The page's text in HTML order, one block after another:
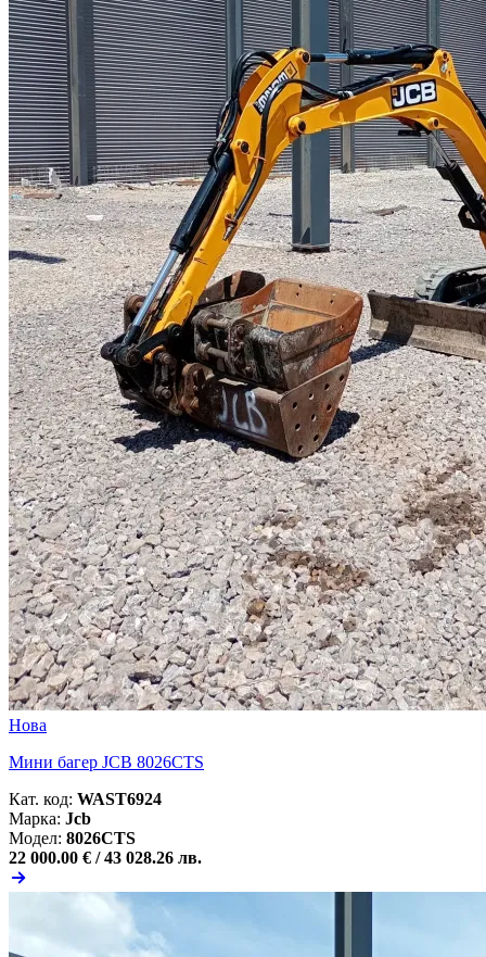
Нова
Мини багер JCB 8026CTS
Кат. код: WAST6924
Марка: Jcb
Модел: 8026CTS
22 000.00 € / 43 028.26 лв.